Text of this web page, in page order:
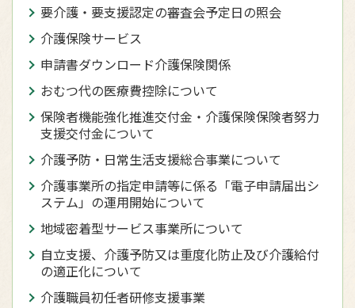
要介護・要支援認定の審査会予定日の照会
介護保険サービス
申請書ダウンロード介護保険関係
おむつ代の医療費控除について
保険者機能強化推進交付金・介護保険保険者努力
支援交付金について
介護予防・日常生活支援総合事業について
介護事業所の指定申請等に係る「電子申請届出シ
ステム」の運用開始について
地域密着型サービス事業所について
自立支援、介護予防又は重度化防止及び介護給付
の適正化について
介護職員初任者研修支援事業